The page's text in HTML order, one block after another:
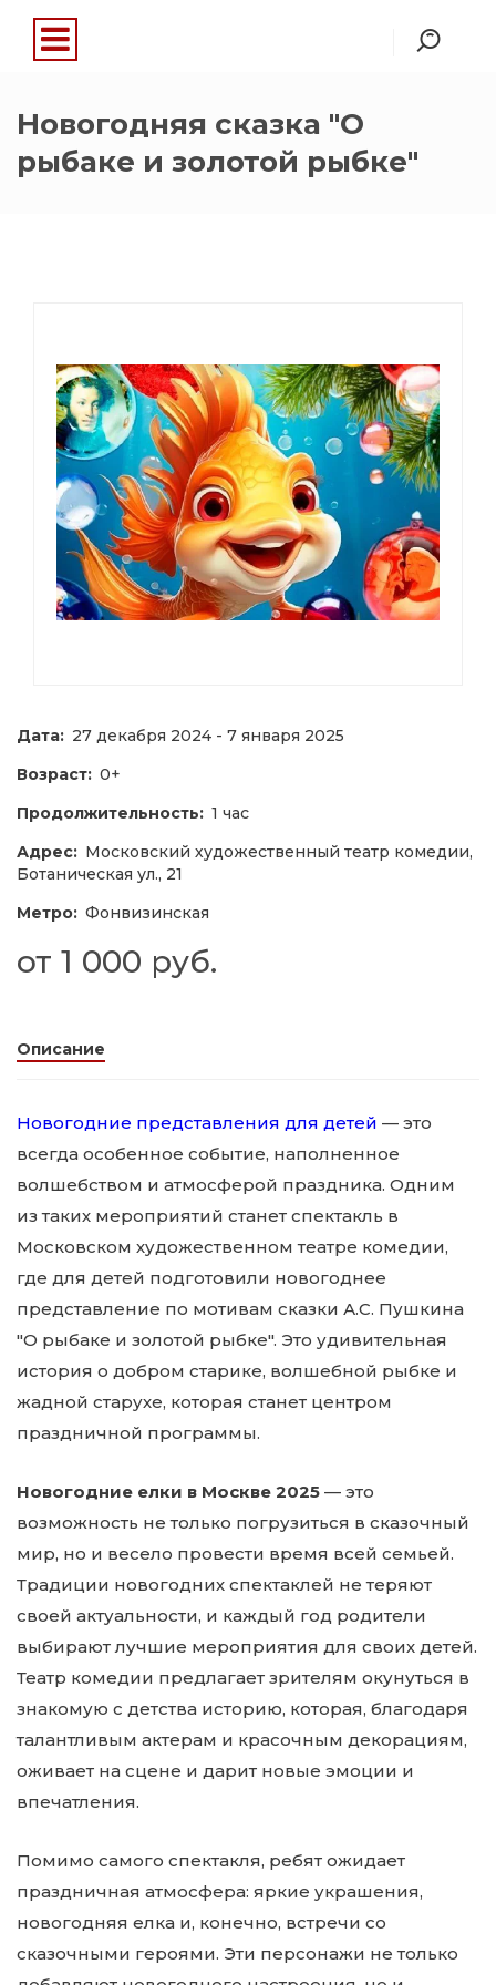
Новогодняя сказка "О
рыбаке и золотой рыбке"
Дата: 27 декабря 2024 - 7 января 2025
Возраст: 0+
Продолжительность: 1 час
Адрес: Московский художественный театр комедии,
Ботаническая ул., 21
Метро: Фонвизинская
от 1 000 руб.
Описание
Новогодние представления для детей — это
всегда особенное событие, наполненное
волшебством и атмосферой праздника. Одним
из таких мероприятий станет спектакль в
Московском художественном театре комедии,
где для детей подготовили новогоднее
представление по мотивам сказки А.С. Пушкина
"О рыбаке и золотой рыбке". Это удивительная
история о добром старике, волшебной рыбке и
жадной старухе, которая станет центром
праздничной программы.
Новогодние елки в Москве 2025 — это
возможность не только погрузиться в сказочный
мир, но и весело провести время всей семьей.
Традиции новогодних спектаклей не теряют
своей актуальности, и каждый год родители
выбирают лучшие мероприятия для своих детей.
Театр комедии предлагает зрителям окунуться в
знакомую с детства историю, которая, благодаря
талантливым актерам и красочным декорациям,
оживает на сцене и дарит новые эмоции и
впечатления.
Помимо самого спектакля, ребят ожидает
праздничная атмосфера: яркие украшения,
новогодняя елка и, конечно, встречи со
сказочными героями. Эти персонажи не только